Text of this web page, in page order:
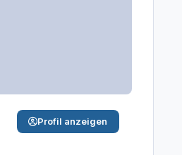
Profil anzeigen